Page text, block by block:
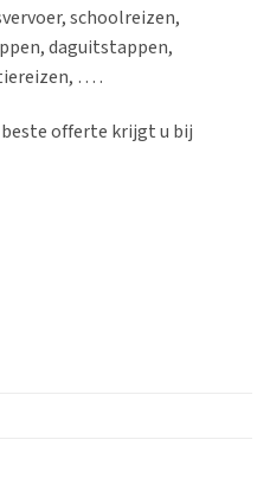
schoolreizen,
daguitstappen,
… .
beste offerte krijgt u bij